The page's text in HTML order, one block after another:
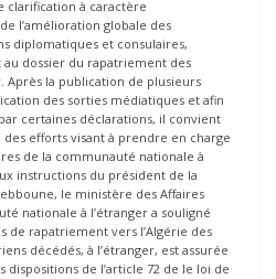
clarification à caractère
l’amélioration globale des
diplomatiques et consulaires,
dossier du rapatriement des
Après la publication de plusieurs
des sorties médiatiques et afin
certaines déclarations, il convient
efforts visant à prendre en charge
de la communauté nationale à
instructions du président de la
le ministère des Affaires
nationale à l’étranger a souligné
de rapatriement vers l’Algérie des
décédés, à l’étranger, est assurée
dispositions de l’article 72 de le loi de